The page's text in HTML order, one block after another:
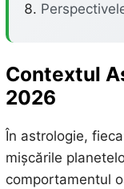
Contextul
2026
În astrologie,
mișcările
comportamentul